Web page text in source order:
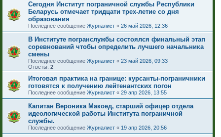
Сегодня Институт пограничной службы Республики
Беларусь отмечает тридцати трех-летие со дня
образования
Последнее сообщение Журналист « 26 май 2026, 12:36
В Институте погранслужбы состоялся финальный этап
соревнований чтобы определить лучшего начальника
смены
Последнее сообщение Журналист « 23 май 2026, 09:33
Ответы: 2
Итоговая практика на границе: курсанты-пограничники
готовятся к получению лейтенантских погон
Последнее сообщение Журналист « 29 апр 2026, 13:55
Капитан Вероника Макоед, старший офицер отдела
идеологической работы Института пограничной
службы.
Последнее сообщение Журналист « 19 апр 2026, 20:56